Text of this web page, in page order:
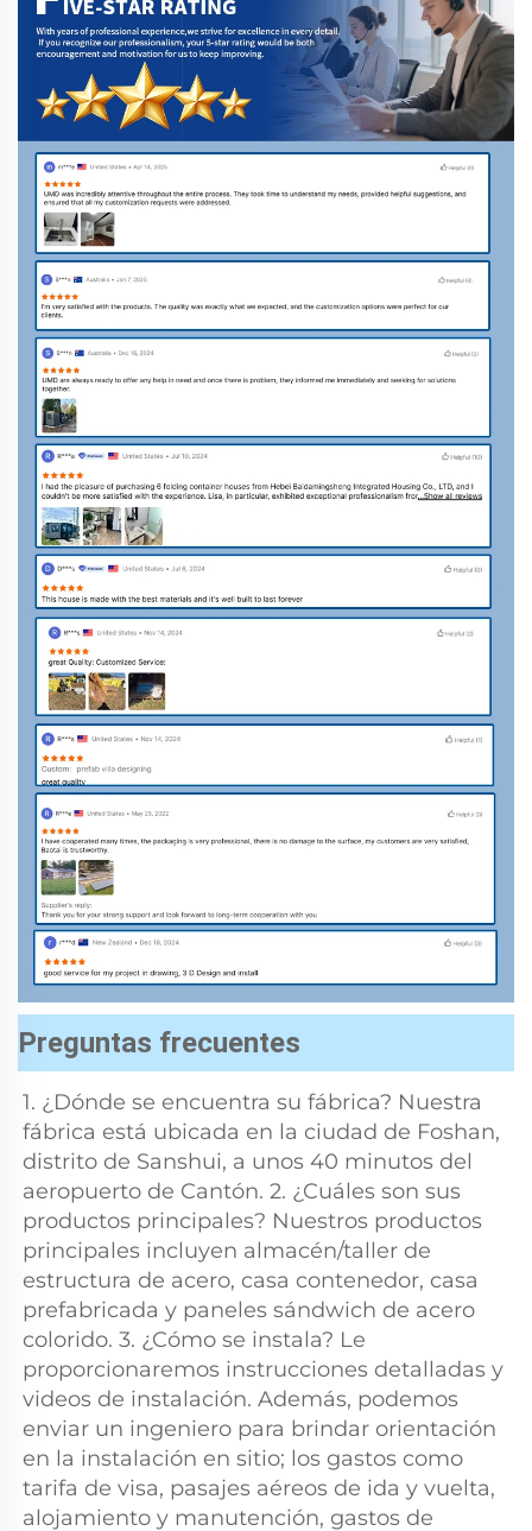
Preguntas frecuentes
1. ¿Dónde se encuentra su fábrica? Nuestra
fábrica está ubicada en la ciudad de Foshan,
distrito de Sanshui, a unos 40 minutos del
aeropuerto de Cantón. 2. ¿Cuáles son sus
productos principales? Nuestros productos
principales incluyen almacén/taller de
estructura de acero, casa contenedor, casa
prefabricada y paneles sándwich de acero
colorido. 3. ¿Cómo se instala? Le
proporcionaremos instrucciones detalladas y
videos de instalación. Además, podemos
enviar un ingeniero para brindar orientación
en la instalación en sitio; los gastos como
tarifa de visa, pasajes aéreos de ida y vuelta,
alojamiento y manutención, gastos de